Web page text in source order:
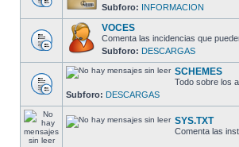
Subforo: INFORMACION
VOCES
Comenta las incidencias que
Subforo: DESCARGAS
SCHEMES
Todo sobre los
Subforo: DESCARGAS
SYS.TXT
Comenta las